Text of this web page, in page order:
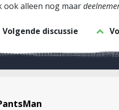
ook alleen nog maar
Volgende discussie